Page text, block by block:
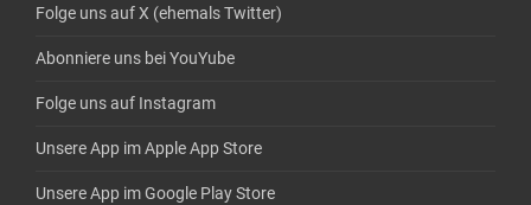
Folge uns auf X (ehemals Twitter)
Abonniere uns bei YouYube
Folge uns auf Instagram
Unsere App im Apple App Store
Unsere App im Google Play Store